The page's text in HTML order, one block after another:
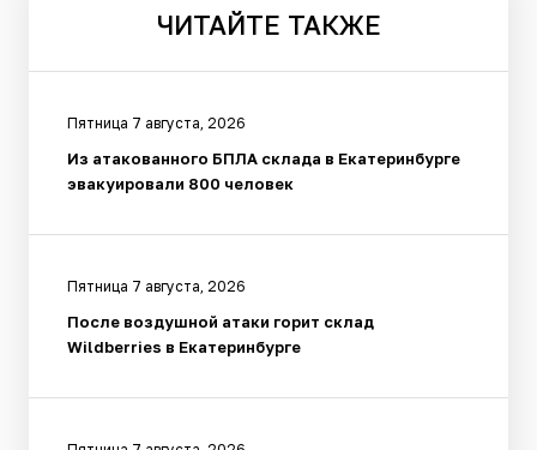
ЧИТАЙТЕ ТАКЖЕ
Пятница 7 августа, 2026
Из атакованного БПЛА склада в Екатеринбурге
эвакуировали 800 человек
Пятница 7 августа, 2026
После воздушной атаки горит склад
Wildberries в Екатеринбурге